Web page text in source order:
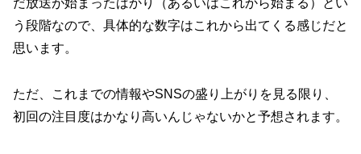
う段階なので、具体的な数字はこれから出てくる感じだと
思います。
ただ、これまでの情報やSNSの盛り上がりを見る限り、
初回の注目度はかなり高いんじゃないかと予想されます。